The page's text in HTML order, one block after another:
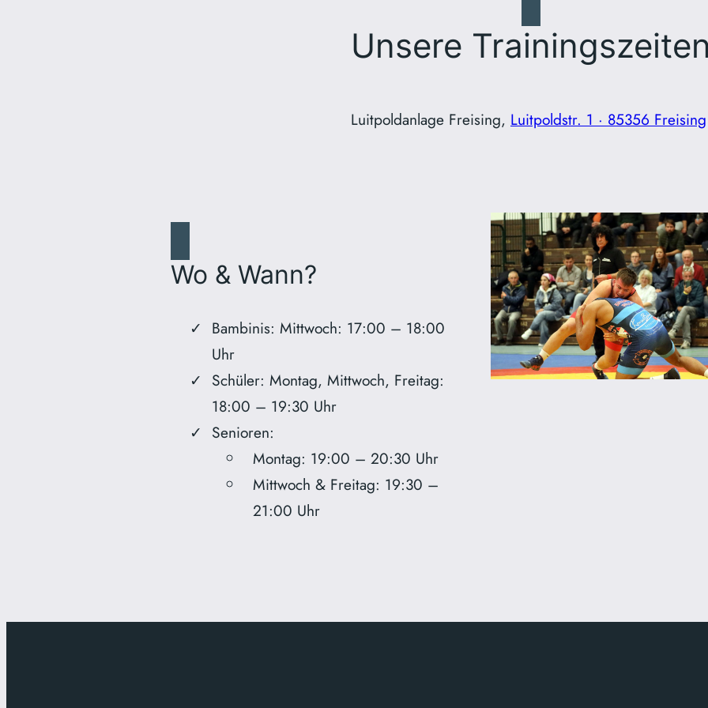
Unsere
Luitpoldanlage Freising, Luitpoldstr. 1 · 85356 Freising
Wo & Wann?
Bambinis: Mittwoch: 17:00 – 18:00
Uhr
Schüler: Montag, Mittwoch, Freitag:
18:00 – 19:30 Uhr
Senioren:
Montag: 19:00 – 20:30 Uhr
Mittwoch & Freitag: 19:30 –
21:00 Uhr